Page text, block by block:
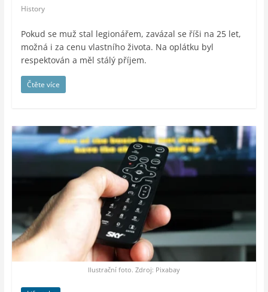
History
Pokud se muž stal legionářem, zavázal se říši na 25 let,
možná i za cenu vlastního života. Na oplátku byl
respektován a měl stálý příjem.
Čtěte více
Ilustrační foto. Zdroj: Pixabay